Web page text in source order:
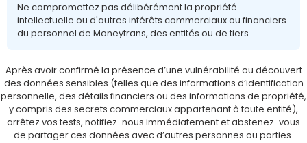
Ne compromettez pas délibérément la propriété
intellectuelle ou d'autres intérêts commerciaux ou financiers
du personnel de Moneytrans, des entités ou de tiers.
Après avoir confirmé la présence d’une vulnérabilité ou découvert
des données sensibles (telles que des informations d’identification
personnelle, des détails financiers ou des informations de propriété,
y compris des secrets commerciaux appartenant à toute entité),
arrêtez vos tests, notifiez-nous immédiatement et abstenez-vous
de partager ces données avec d’autres personnes ou parties.